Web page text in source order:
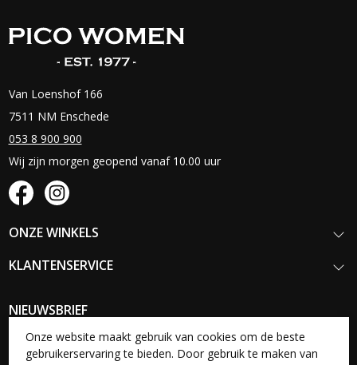
Van Loenshof 166
7511 NM Enschede
053 8 900 900
Wij zijn morgen geopend vanaf 10.00 uur
ONZE WINKELS
KLANTENSERVICE
NIEUWSBRIEF
Schrijf je in voor onze nieuwsbrief en blijf op de hoogte van onze
nieuwste collecties, acties en aanbiedingen.
Onze website maakt gebruik van cookies om de beste
gebruikerservaring te bieden. Door gebruik te maken van